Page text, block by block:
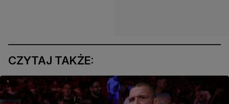
CZYTAJ TAKŻE: